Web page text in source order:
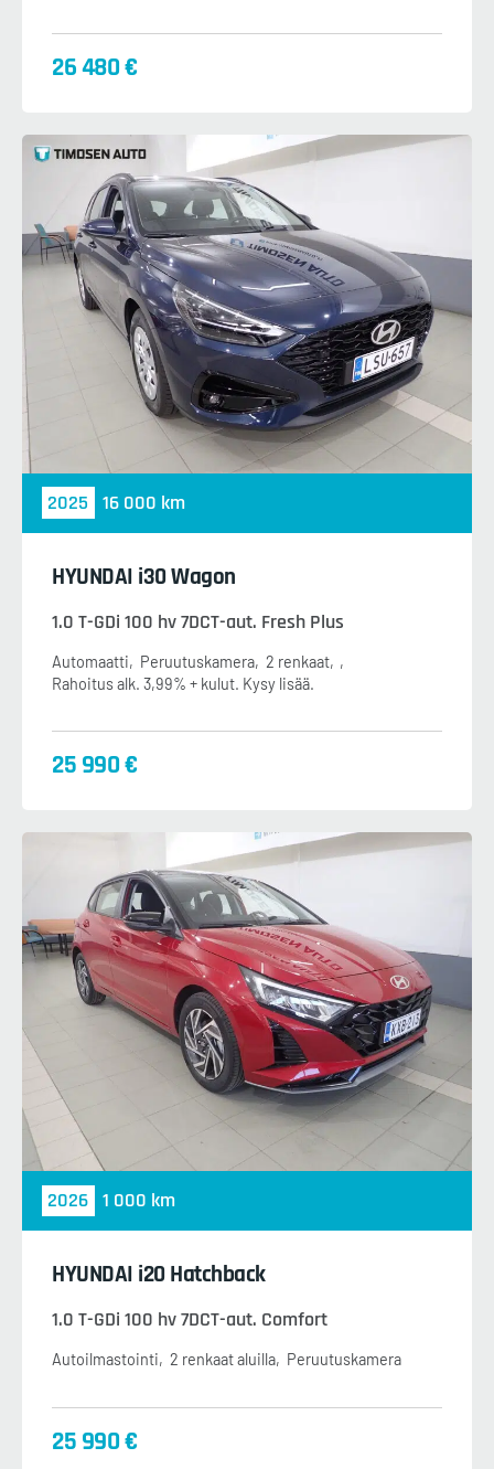
26 480 €
2025 16 000 km
HYUNDAI i30 Wagon
1.0 T-GDi 100 hv 7DCT-aut. Fresh Plus
Automaatti Peruutuskamera
2 renkaat
Rahoitus alk. 3,99% + kulut. Kysy lisää.
25 990 €
2026 1 000 km
HYUNDAI i20 Hatchback
1.0 T-GDi 100 hv 7DCT-aut. Comfort
Autoilmastointi 2 renkaat aluilla Peruutuskamera
25 990 €